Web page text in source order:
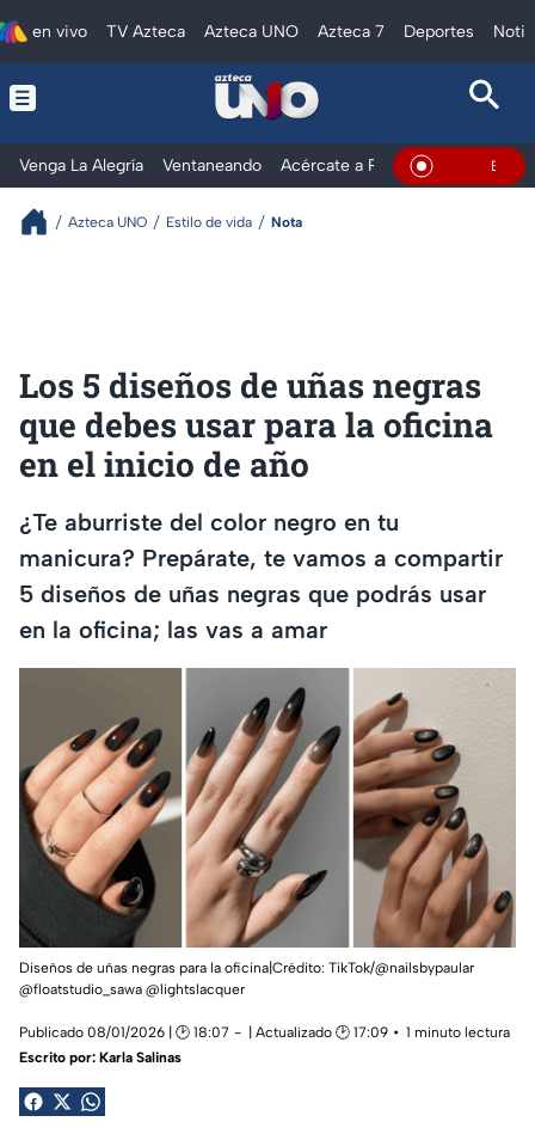
en vivo TV Azteca Azteca UNO Azteca 7 Deportes
Venga La Alegría Ventaneando Acércate a Rocío Al ExtremoEn Vivo
Azteca UNO Estilo de vida Nota
Los 5 diseños de uñas negras
que debes usar para la oficina
en el inicio de año
¿Te aburriste del color negro en tu
manicura? Prepárate, te vamos a compartir
5 diseños de uñas negras que podrás usar
en la oficina; las vas a amar
Diseños de uñas negras para la oficina|Crédito: TikTok/@nailsbypaular
@floatstudio_sawa @lightslacquer
Publicado 08/01/2026 | 🕑 18:07 | Actualizado 🕑 17:09
1 minuto lectura
Escrito por: Karla Salinas